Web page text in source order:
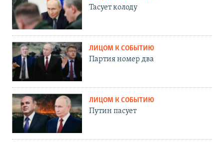
Тасует колоду
ЛИЦОМ К СОБЫТИЮ
Партия номер два
ЛИЦОМ К СОБЫТИЮ
Путин пасует